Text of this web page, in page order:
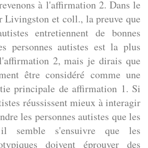
à l'affirmation 2. Dans le
Livingston et coll., la preuve que
entretiennent de bonnes
personnes autistes est la plus
2, mais je dirais que
être considéré comme une
principale de affirmation 1. Si
réussissent mieux à interagir
les personnes autistes que les
il semble s'ensuivre que les
doivent éprouver des